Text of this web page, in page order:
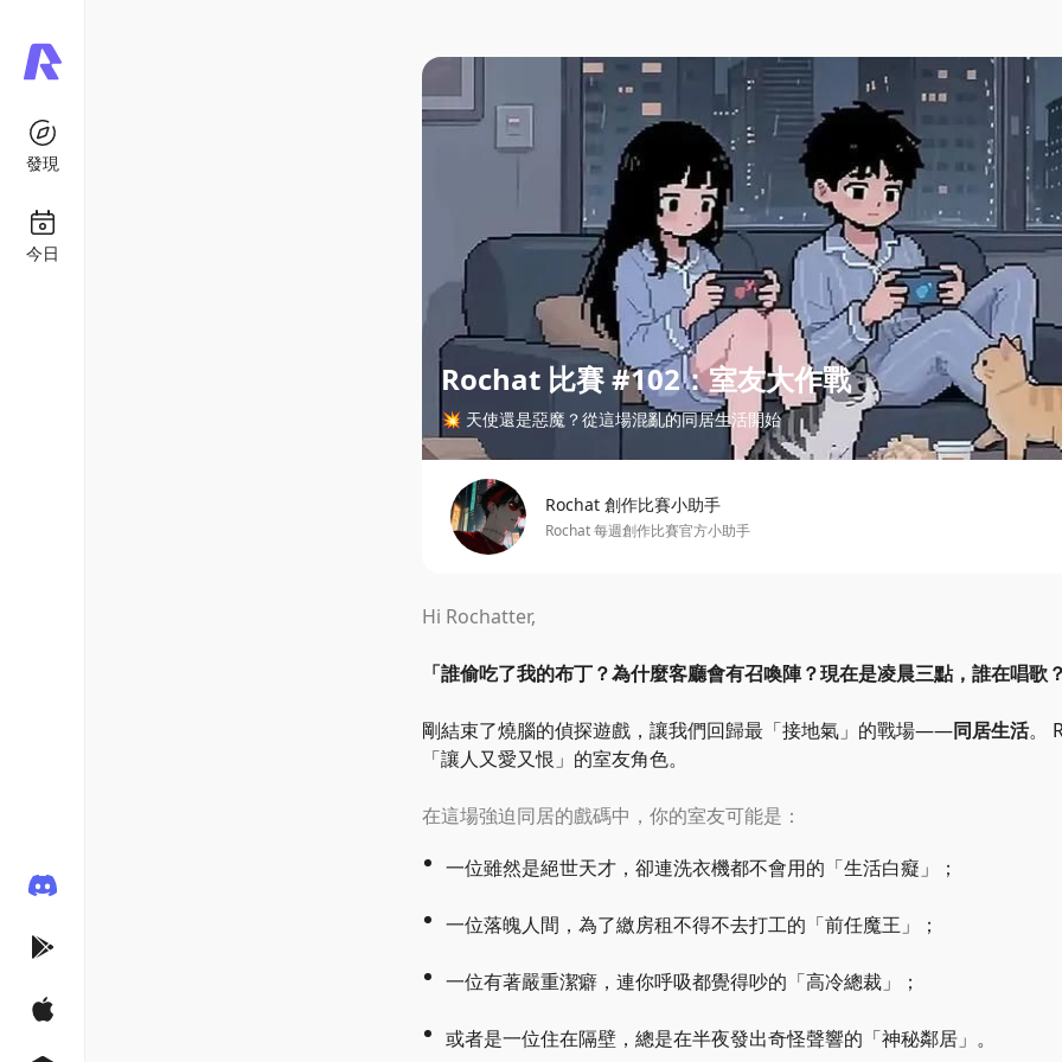
發現
今日
Rochat 比賽 #102：室友大作戰
💥 天使還是惡魔？從這場混亂的同居生活開始
Rochat 創作比賽小助手
Rochat 每週創作比賽官方小助手
Hi Rochatter,
「誰偷吃了我的布丁？為什麼客廳會有召喚陣？現在是凌晨三點，誰在唱歌
剛結束了燒腦的偵探遊戲，讓我們回歸最 「接地氣 」 的戰場——同居生活。
「讓人又愛又恨 」 的室友角色。
在這場強迫同居的戲碼中，你的室友可能是：
一位雖然是絕世天才，卻連洗衣機都不會用的 「生活白癡 」 ；
一位落魄人間，為了繳房租不得不去打工的 「前任魔王 」 ；
一位有著嚴重潔癖，連你呼吸都覺得吵的 「高冷總裁 」 ；
或者是一位住在隔壁，總是在半夜發出奇怪聲響的 「神秘鄰居 」 。